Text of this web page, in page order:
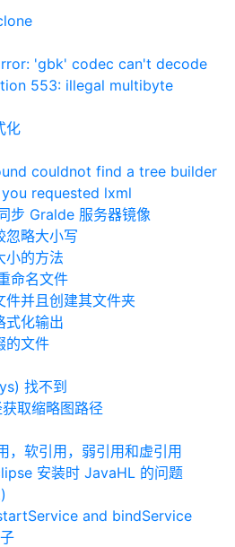
'gbk' codec can't decode
553: illegal multibyte
化
couldnot find a tree builder
requested lxml
步 Gralde 服务器镜像
忽略大小写
小的方法
命名文件
并且创建其文件夹
式化输出
的文件
找不到
取缩略图路径
，软引用，弱引用和虚引用
安装时 JavaHL 的问题
and bindService